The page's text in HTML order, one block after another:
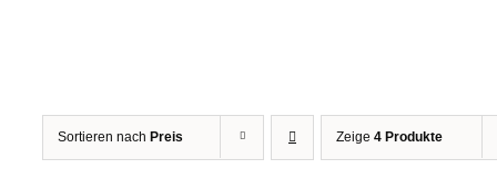
Sortieren nach Preis Zeige 4 Produkte
DIESES
PRODUKT
WEIST
MEHRERE